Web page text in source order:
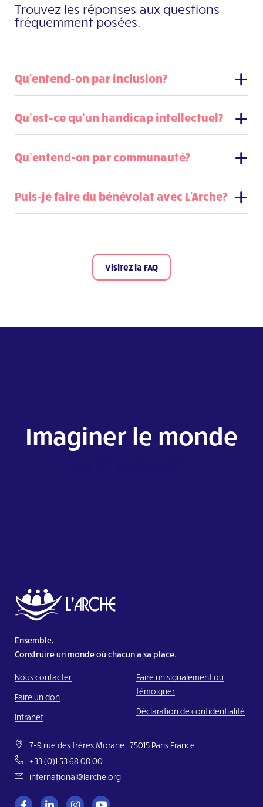
Trouvez les réponses aux questions
fréquemment posées.
Qu'entend-on par inclusion?
Qu’est-ce qu’un handicap intellectuel?
Qu’entend-on par communauté?
Puis-je faire du bénévolat avec L'Arche?
Visitez la FAQ
Imaginer le monde
Ensemble,
Construire un monde où chacun a sa place.
Nous contacter
Faire un don
Intranet
Faire un signalement ou
témoigner
Déclaration de confidentialité
7-9 rue des frères Morane | 75015 Paris France
+33 (0)1 53 68 08 00
international@larche.org